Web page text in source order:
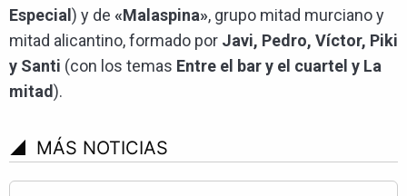
Especial ) y de «Malaspina», grupo mitad murciano y
mitad alicantino, formado por Javi, Pedro, Víctor, Piki
y Santi (con los temas Entre el bar y el cuartel y La
mitad).
signal_cellular_4_bar MÁS NOTICIAS